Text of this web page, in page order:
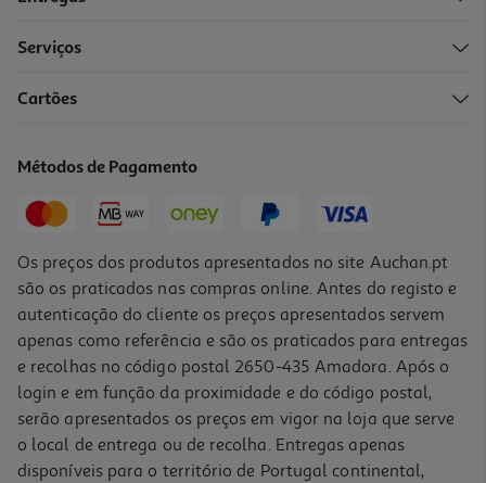
12,98 € PVP de editor
-10%
Serviços
Cartões
Métodos de Pagamento
Os preços dos produtos apresentados no site Auchan.pt
são os praticados nas compras online. Antes do registo e
autenticação do cliente os preços apresentados servem
apenas como referência e são os praticados para entregas
e recolhas no código postal 2650-435 Amadora. Após o
login e em função da proximidade e do código postal,
serão apresentados os preços em vigor na loja que serve
o local de entrega ou de recolha. Entregas apenas
disponíveis para o território de Portugal continental,